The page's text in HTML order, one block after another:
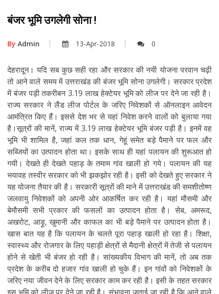
बंजर भूमि उगलेगी सोना !
By Admin 13-Apr-2018 0
देहरादून। यदि सब कुछ सही रहा और सरकार की नयी योजना परवान चढ़ी
तो आने वाले समय में उत्तराखंड की बंजर भूमि सोना उगलेगी। सरकार प्रदेश
में बंजर पड़ी तकरीबन 3.19 लाख हेक्टेयर भूमि को लीज पर देने जा रही है।
राज्य सरकार ने लैंड लीज पोर्टल के जरिए निवेशकों से ऑनलाइन आवेदन
आमंत्रित किए हैं। इससे देश भर से यहां निवेश करने वालों को बुलाया गया
है।सूत्रों की मानें, राज्य में 3.19 लाख हेक्टेयर भूमि बंजर पड़ी है। इनमें वह
भूमि भी शामिल है, जहां कल तक धान, गेहूं समेत बड़े पैमाने पर फल और
सब्जियों का उत्पादन होता था। इसके साथ ही यहां पलायन की शुरूआत हो
गयी। देखते ही देखते पहाड़ के तमाम गांव खाली हो गये। पलायन की यह
भयावह तस्वीर सरकार को भी झकझोर रही है। इसी को देखते हुए सरकार ने
यह योजना तैयार की है। सरकारी सूत्रों की माने में उत्तराखंड की समशीतोष्ण
जलवायु निवेशकों को अपनी ओर आकर्षित कर रही है। यहां मौसमी और
बेमौसमी सभी प्रकार की फसलों का उत्पादन होता है। सेब, अमरूद,
अखरोट, आड़ू, खुमानी और काफल का भी बड़े पैमाने पर उत्पादन होता है।
खास बात यह है कि पलायन के चलते पूरा पहाड़ खाली हो रहा है। शिक्षा,
स्वास्थ्य और रोजगार के लिए पहाड़ी क्षेत्रों से मैदानी क्षेत्रों में तेजी से पलायन
होने से खेती भी बंजर हो रही है। सांख्यकीय विभाग की मानें, तो अब तक
प्रदेश के करीब दो हजार गांव खाली हो चुके हैं। इन गांवों को निवेशकों के
जरिए नया जीवन देने के लिए सरकार काम कर रही है। इसी के तहत सरकार